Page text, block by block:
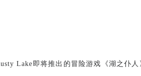
Lake 即将推出的冒险游戏《湖之仆